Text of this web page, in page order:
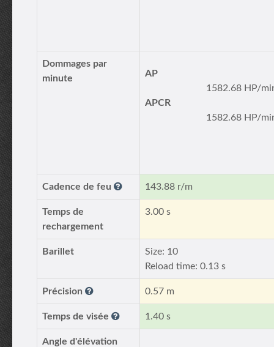
Dommages par
minute
AP
1582.68 HP/
APCR
1582.68 HP/
Cadence de feu 143.88 r/m
Temps de
rechargement
3.00 s
Barillet
Size: 10
Reload time: 0.13 s
Précision 0.57 m
Temps de visée 1.40 s
Angle d'élévation